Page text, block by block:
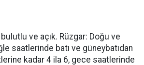
ve açık. Rüzgar: Doğu ve
saatlerinde batı ve güneybatıdan
kadar 4 ila 6, gece saatlerinde